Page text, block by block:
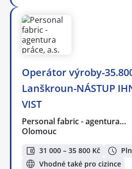
Operátor výroby-
Lanškroun-NÁSTUP
VIST
Personal fabric - agentura…
Olomouc
31 000 – 35 800 Kč
Vhodné také pro cizince